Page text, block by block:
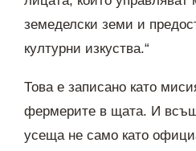
земеделски земи и
културни изкуства.“
Това е записано като
фермерите в щата. И
усеща не само като